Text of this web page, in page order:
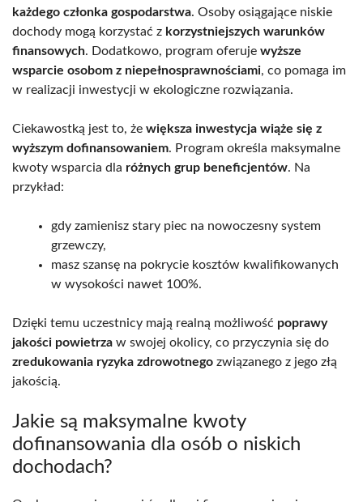
każdego członka gospodarstwa. Osoby osiągające niskie
dochody mogą korzystać z korzystniejszych warunków
finansowych. Dodatkowo, program oferuje wyższe
wsparcie osobom z niepełnosprawnościami, co pomaga im
w realizacji inwestycji w ekologiczne rozwiązania.
Ciekawostką jest to, że większa inwestycja wiąże się z
wyższym dofinansowaniem. Program określa maksymalne
kwoty wsparcia dla różnych grup beneficjentów. Na
przykład:
gdy zamienisz stary piec na nowoczesny system
grzewczy,
masz szansę na pokrycie kosztów kwalifikowanych
w wysokości nawet 100%.
Dzięki temu uczestnicy mają realną możliwość poprawy
jakości powietrza w swojej okolicy, co przyczynia się do
zredukowania ryzyka zdrowotnego związanego z jego złą
jakością.
Jakie są maksymalne kwoty
dofinansowania dla osób o niskich
dochodach?